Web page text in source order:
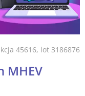
45616, lot 3186876
MHEV